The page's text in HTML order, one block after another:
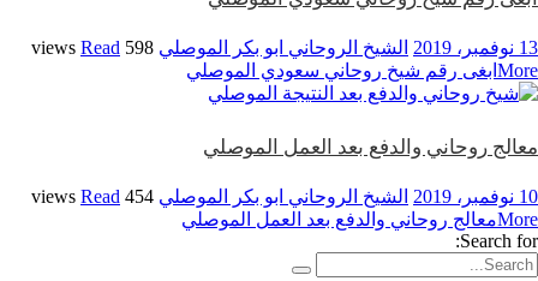
13 نوفمبر، 2019 الشيخ الروحاني ابو بكر الموصلي 598 views
Read
More ابغى رقم شيخ روحاني سعودي الموصلي
معالج روحاني والدفع بعد العمل الموصلي
10 نوفمبر، 2019 الشيخ الروحاني ابو بكر الموصلي 454 views
Read
Moreمعالج روحاني والدفع بعد العمل الموصلي
Search for: